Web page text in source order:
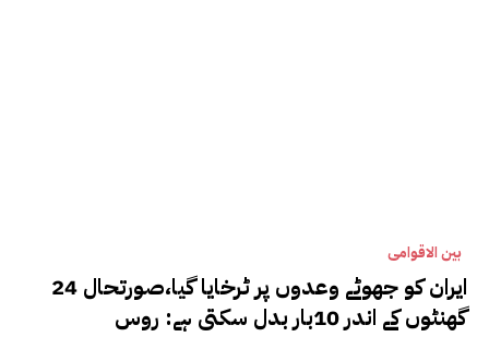
بین الاقوامی
ایران کو جھوٹے وعدوں پر ٹرخایا گیا،صورتحال 24
گھنٹوں کے اندر 10بار بدل سکتی ہے: روس